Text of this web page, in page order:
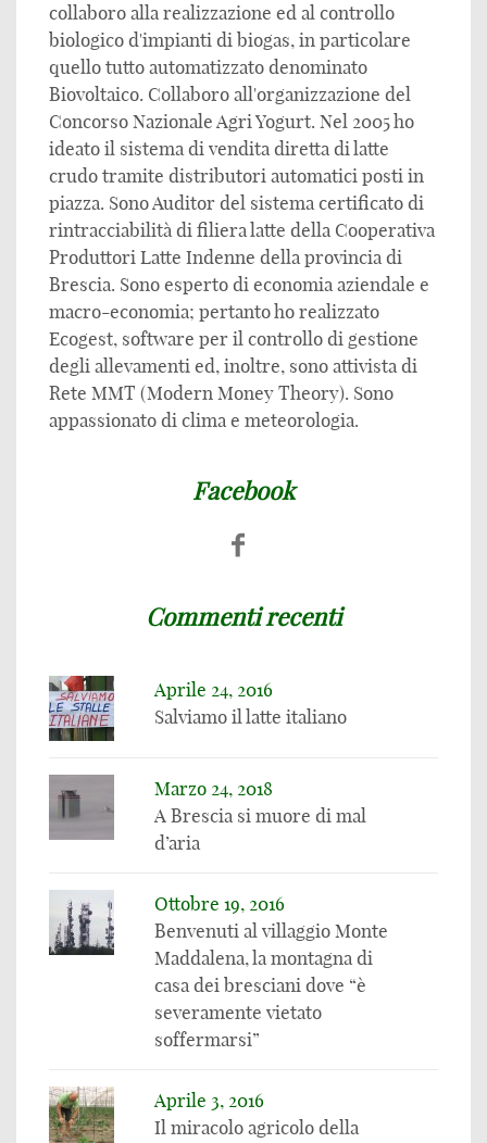
collaboro alla realizzazione ed al controllo
biologico d'impianti di biogas, in particolare
quello tutto automatizzato denominato
Biovoltaico. Collaboro all'organizzazione del
Concorso Nazionale Agri Yogurt. Nel 2005 ho
ideato il sistema di vendita diretta di latte
crudo tramite distributori automatici posti in
piazza. Sono Auditor del sistema certificato di
rintracciabilità di filiera latte della Cooperativa
Produttori Latte Indenne della provincia di
Brescia. Sono esperto di economia aziendale e
macro-economia; pertanto ho realizzato
Ecogest, software per il controllo di gestione
degli allevamenti ed, inoltre, sono attivista di
Rete MMT (Modern Money Theory). Sono
appassionato di clima e meteorologia.
Facebook
Commenti recenti
Aprile 24, 2016
Salviamo il latte italiano
Marzo 24, 2018
A Brescia si muore di mal
d’aria
Ottobre 19, 2016
Benvenuti al villaggio Monte
Maddalena, la montagna di
casa dei bresciani dove “è
severamente vietato
soffermarsi”
Aprile 3, 2016
Il miracolo agricolo della